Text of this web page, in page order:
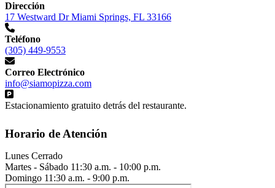
Dirección
17 Westward Dr Miami Springs, FL 33166
Teléfono
(305) 449-9553
Correo Electrónico
info@siamopizza.com
Estacionamiento gratuito detrás del restaurante.
Horario de Atención
Lunes Cerrado
Martes - Sábado 11:30 a.m. - 10:00 p.m.
Domingo 11:30 a.m. - 9:00 p.m.